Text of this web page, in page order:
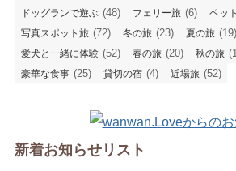
ドッグランで遊ぶ (48) フェリー旅 (6) ペッ
写真スポット旅 (72) 冬の旅 (23) 夏の旅 (19)
愛犬と一緒に体験 (52) 春の旅 (20) 秋の旅
豪華な食事 (25) 貸切の宿 (4) 近場旅 (52)
新着お知らせリスト